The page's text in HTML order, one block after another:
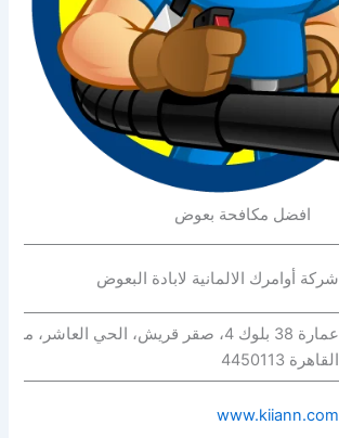
افضل مكافحة بعوض
شركة أوامرك الالمانية لابادة البعوض
عمارة 38 بلوك 4، صقر قريش، الحي
القاهرة‬ 4450113
www.kiiann.com